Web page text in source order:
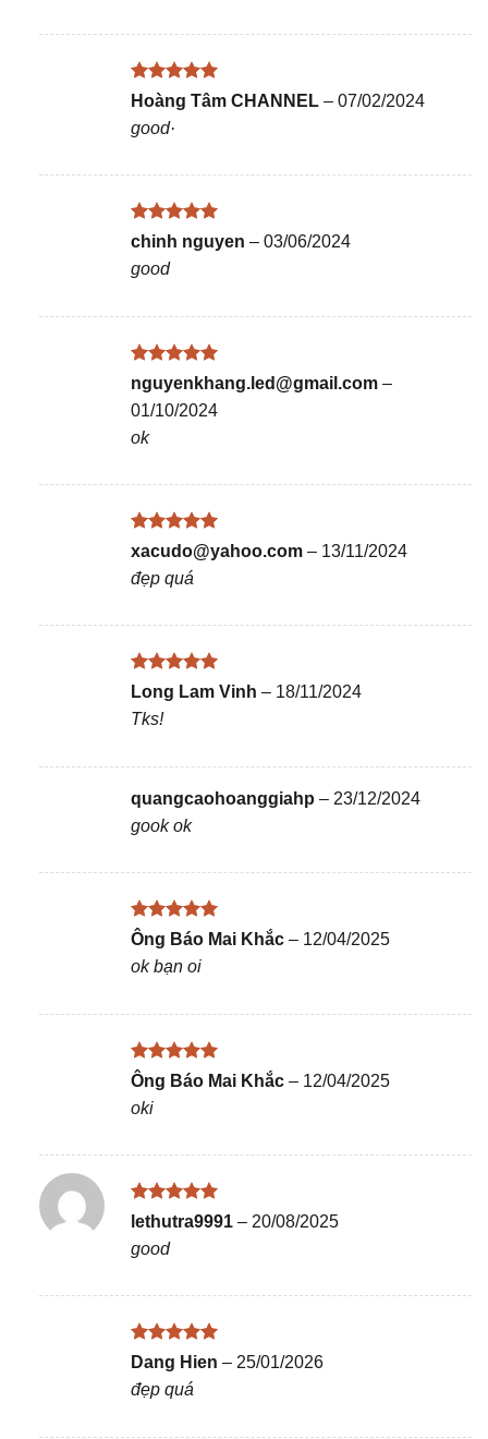
Được xếp
55
sao
Hoàng Tâm CHANNEL – 07/02/2024
good·
Được xếp
5
sao
chinh nguyen – 03/06/2024
good
Được xếp
hạng
sao
nguyenkhang.led@gmail.com –
01/10/2024
ok
Được xếp
5
sao
xacudo@yahoo.com – 13/11/2024
đẹp quá
Được xếp
hạng5
sao
Long Lam Vinh – 18/11/2024
Tks!
quangcaohoanggiahp – 23/12/2024
gook ok
Được xếp
hạng
sao
Ông Báo Mai Khắc – 12/04/2025
ok bạn oi
Được xếp
hạng
sao
Ông Báo Mai Khắc – 12/04/2025
oki
Được xếp
sao
lethutra9991 – 20/08/2025
good
Được xếp
hạng5
sao
Dang Hien – 25/01/2026
đẹp quá